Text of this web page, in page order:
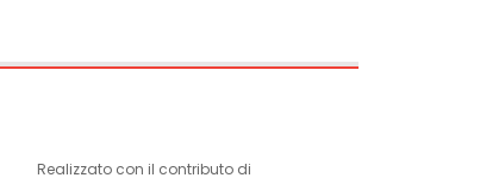
Realizzato con il contributo di